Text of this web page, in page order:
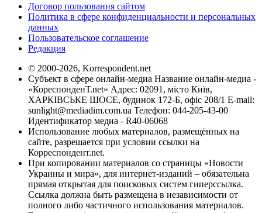
Договор пользования сайтом
Политика в сфере конфиденциальности и персональных
данных
Пользовательское соглашение
Редакция
© 2000-2026, Korrespondent.net
Субъект в сфере онлайн-медиа Название онлайн-медиа -
«КореспонденТ.net» Адрес: 02091, місто Київ,
ХАРКІВСЬКЕ ШОСЕ, будинок 172-Б, офіс 208/1 E-mail:
sunlight@mediadim.com.ua Телефон: 044-205-43-00
Идентификатор медиа - R40-06068
Использование любых материалов, размещённых на
сайте, разрешается при условии ссылки на
Корреспондент.net.
При копировании материалов со страницы «Новости
Украины и мира», для интернет-изданий – обязательна
прямая открытая для поисковых систем гиперссылка.
Ссылка должна быть размещена в независимости от
полного либо частичного использования материалов.